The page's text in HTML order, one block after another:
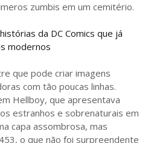
zumbis em um cemitério.
da DC Comics que já
modernos
que pode criar imagens
com tão poucas linhas.
Hellboy, que apresentava
estranhos e sobrenaturais em
capa assombrosa, mas
o que não foi surpreendente